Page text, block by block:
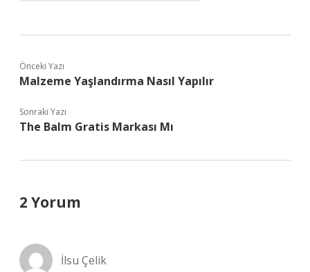
Önceki Yazı
Malzeme Yaşlandırma Nasıl Yapılır
Sonraki Yazı
The Balm Gratis Markası Mı
2 Yorum
İlsu Çelik